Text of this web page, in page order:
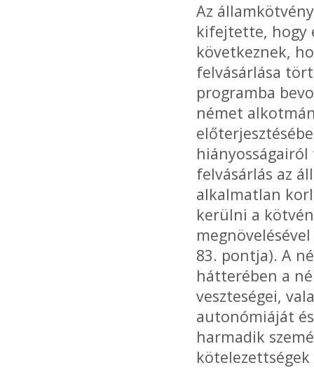
Az
kifejtette, hogy
következnek,
felvásárlása
programba
német
felvásárlás az
alkalmatlan
kerülni a
83. pontja). A
hátterében a
veszteségei,
autonómiáját
harmadik